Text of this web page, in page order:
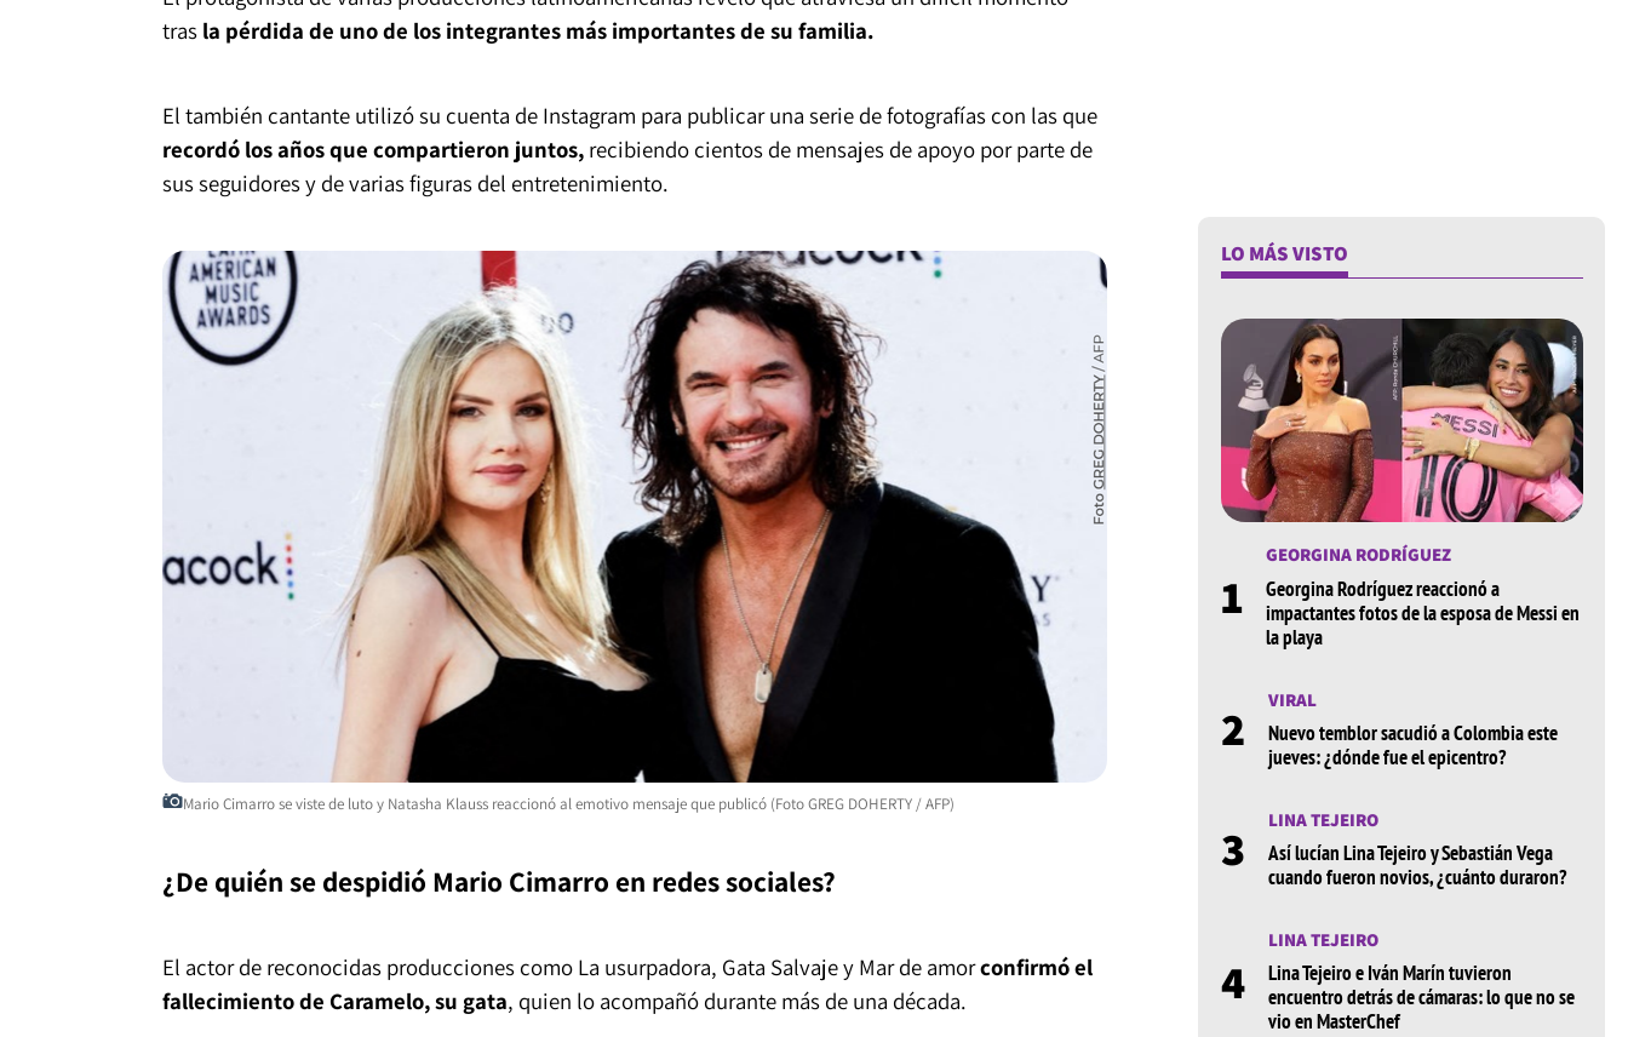
tras la pérdida de uno de los integrantes más importantes de su familia.
El también cantante utilizó su cuenta de Instagram para publicar una serie de fotografías con las que
recordó los años que compartieron juntos,recibiendo cientos de mensajes de apoyo por parte de
sus seguidores y de varias figuras del entretenimiento.
Mario Cimarro se viste de luto y Natasha Klauss reaccionó al emotivo mensaje que publicó (Foto GREG DOHERTY / AFP)
¿De quién se despidió Mario Cimarro en redes sociales?
El actor de reconocidas producciones como La usurpadora, Gata Salvaje y Mar de amorconfirmó el
fallecimiento de Caramelo, su gata, quien lo acompañó durante más de una década.
LO MÁS VISTO
1
GEORGINA RODRÍGUEZ
Georgina Rodríguez reaccionó a
impactantes fotos de la esposa de Messi en
la playa
2
VIRAL
Nuevo temblor sacudió a Colombia este
jueves: ¿dónde fue el epicentro?
3
LINA TEJEIRO
Así lucían Lina Tejeiro y Sebastián Vega
cuando fueron novios, ¿cuánto duraron?
4
LINA TEJEIRO
Lina Tejeiro e Iván Marín tuvieron
encuentro detrás de cámaras: lo que no se
vio en MasterChef